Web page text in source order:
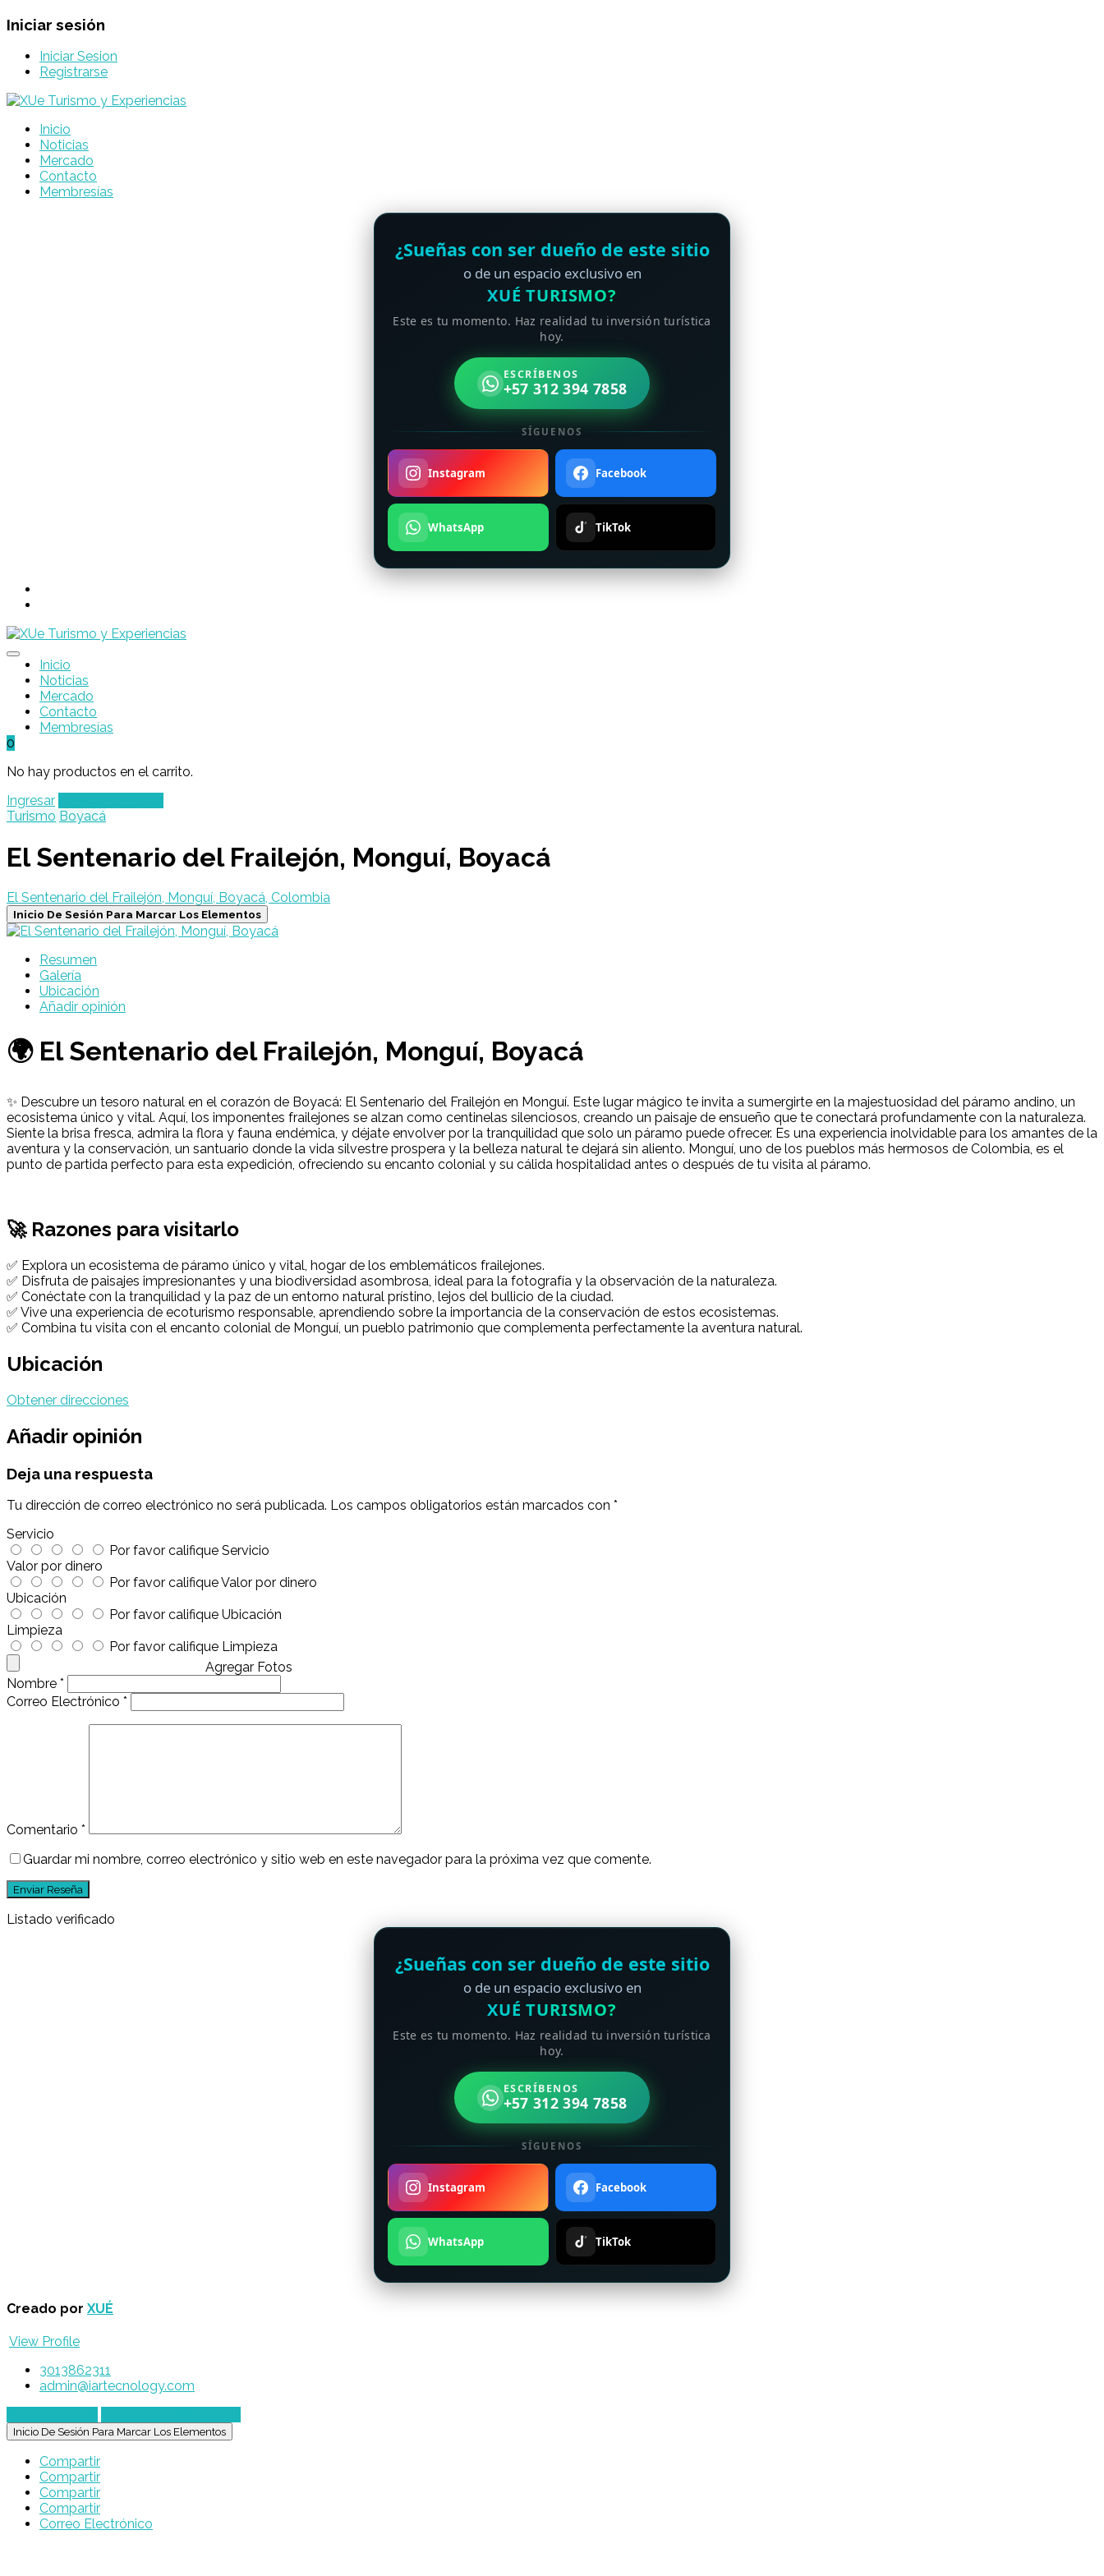
Iniciar sesión
Iniciar Sesion
Registrarse
Inicio
Noticias
Mercado
Contacto
Membresías
¿Sueñas con ser dueño de este sitio
o de un espacio exclusivo en
XUÉ TURISMO?
Este es tu momento. Haz realidad tu inversión turística
hoy.
ESCRÍBENOS
+57 312 394 7858
SÍGUENOS
Instagram Facebook
WhatsApp TikTok
Inicio
Noticias
Mercado
Contacto
Membresías
0
No hay productos en el carrito.
Ingresar
Turismo Boyacá
El Sentenario del Frailejón, Monguí, Boyacá
El Sentenario del Frailejón, Monguí, Boyacá, Colombia
Inicio De Sesión Para Marcar Los Elementos
Resumen
Galería
Ubicación
Añadir opinión
🌍 El Sentenario del Frailejón, Monguí, Boyacá
✨ Descubre un tesoro natural en el corazón de Boyacá: El Sentenario del Frailejón en Monguí. Este lugar mágico te invita a sumergirte en la majestuosidad del páramo andino, un
ecosistema único y vital. Aquí, los imponentes frailejones se alzan como centinelas silenciosos, creando un paisaje de ensueño que te conectará profundamente con la naturaleza.
Siente la brisa fresca, admira la flora y fauna endémica, y déjate envolver por la tranquilidad que solo un páramo puede ofrecer. Es una experiencia inolvidable para los amantes de la
aventura y la conservación, un santuario donde la vida silvestre prospera y la belleza natural te dejará sin aliento. Monguí, uno de los pueblos más hermosos de Colombia, es el
punto de partida perfecto para esta expedición, ofreciendo su encanto colonial y su cálida hospitalidad antes o después de tu visita al páramo.
🚀 Razones para visitarlo
✅ Explora un ecosistema de páramo único y vital, hogar de los emblemáticos frailejones.
✅ Disfruta de paisajes impresionantes y una biodiversidad asombrosa, ideal para la fotografía y la observación de la naturaleza.
✅ Conéctate con la tranquilidad y la paz de un entorno natural prístino, lejos del bullicio de la ciudad.
✅ Vive una experiencia de ecoturismo responsable, aprendiendo sobre la importancia de la conservación de estos ecosistemas.
✅ Combina tu visita con el encanto colonial de Monguí, un pueblo patrimonio que complementa perfectamente la aventura natural.
Ubicación
Obtener direcciones
Añadir opinión
Deja una respuesta
Tu dirección de correo electrónico no será publicada. Los campos obligatorios están marcados con *
Servicio
Por favor califique Servicio
Valor por dinero
Por favor califique Valor por dinero
Ubicación
Por favor califique Ubicación
Limpieza
Por favor califique Limpieza
Agregar Fotos
Nombre *
Correo Electrónico *
Comentario *
Guardar mi nombre, correo electrónico y sitio web en este navegador para la próxima vez que comente.
Listado verificado
¿Sueñas con ser dueño de este sitio
o de un espacio exclusivo en
XUÉ TURISMO?
Este es tu momento. Haz realidad tu inversión turística
hoy.
ESCRÍBENOS
+57 312 394 7858
SÍGUENOS
Instagram Facebook
WhatsApp TikTok
Creado por XUÉ
View Profile
3013862311
admin@iartecnology.com
Inicio De Sesión Para Marcar Los Elementos
Compartir
Compartir
Compartir
Compartir
Correo Electrónico